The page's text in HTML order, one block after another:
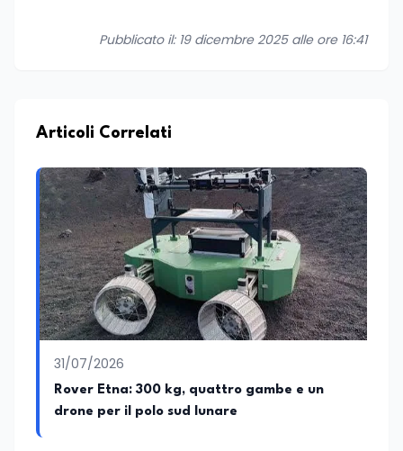
Pubblicato il: 19 dicembre 2025 alle ore 16:41
Articoli Correlati
31/07/2026
Rover Etna: 300 kg, quattro gambe e un
drone per il polo sud lunare